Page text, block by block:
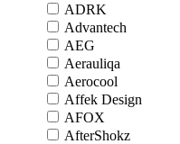
ADRK
Advantech
AEG
Aerauliqa
Aerocool
Affek Design
AFOX
AfterShokz